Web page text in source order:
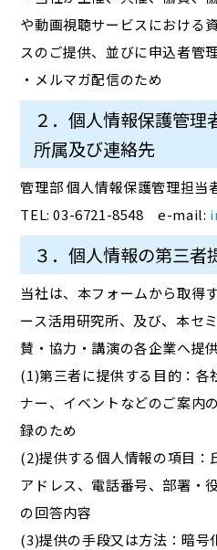
や動画視聴サービスにおける
スのご提供、並びに申込者管
・メルマガ配信のため
２．個人情報保護管理
所属及び連絡先
管理部 個人情報保護管理担当
TEL: 03-6721-8548 e-mail:
３．個人情報の第三者
当社は、本フォームから取得
ース活用研究所、及び、本セ
賛・協力・講演の各企業へ提供
(1)第三者に提供する目的：各
ナー、イベントなどのご案内
録のため
(2)提供する個人情報の項目：
アドレス、電話番号、部署・
の回答内容
(3)提供の手段又は方法：暗